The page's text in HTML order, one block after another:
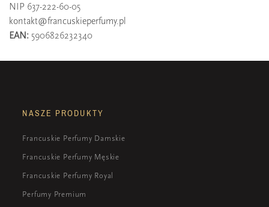
NIP 637-222-60-05
kontakt@francuskieperfumy.pl
EAN: 5906826232340
NASZE PRODUKTY
Francuskie Perfumy Damskie
Francuskie Perfumy Męskie
Francuskie Perfumy Royal
Perfumy Premium